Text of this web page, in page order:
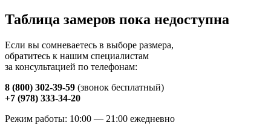
Таблица замеров пока недоступна
Если вы сомневаетесь в выборе размера,
обратитесь к нашим специалистам
за консультацией по телефонам:
8 (800) 302-39-59 (звонок бесплатный)
+7 (978) 333-34-20
Режим работы: 10:00 — 21:00 ежедневно